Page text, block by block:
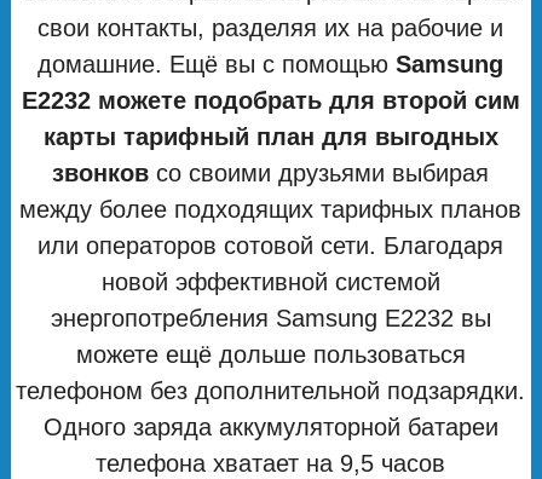
свои контакты, разделяя их на рабочие и
домашние. Ещё вы с помощьюSamsung
E2232 можете подобрать для второй сим
карты тарифный план для выгодных
звонков со своими друзьями выбирая
между более подходящих тарифных планов
или операторов сотовой сети. Благодаря
новой эффективной системой
энергопотребления Samsung E2232 вы
можете ещё дольше пользоваться
телефоном без дополнительной подзарядки.
Одного заряда аккумуляторной батареи
телефона хватает на 9,5 часов